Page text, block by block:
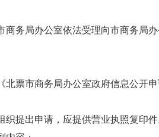
局办公室依法受理向市商务局
市商务局办公室政府信息公开
提出申请，应提供营业执照复印件